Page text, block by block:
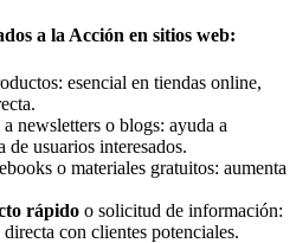
a la Acción en sitios web:
esencial en tiendas online,
a newsletters o blogs: ayuda a
de usuarios interesados.
ebooks o materiales gratuitos: aumenta
rápido o solicitud de información:
con clientes potenciales.